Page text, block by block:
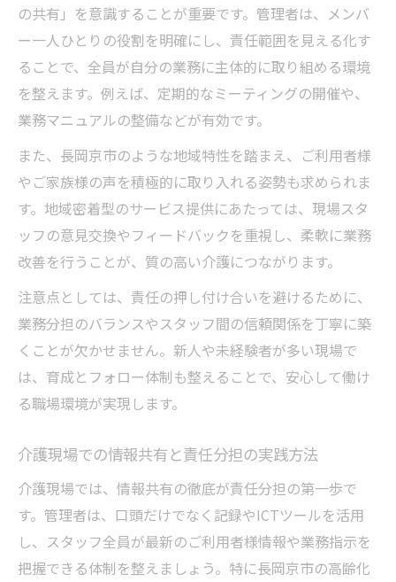
の共有」を意識することが重要です。管理者は、メンバ
ー一人ひとりの役割を明確にし、責任範囲を見える化す
ることで、全員が自分の業務に主体的に取り組める環境
を整えます。例えば、定期的なミーティングの開催や、
業務マニュアルの整備などが有効です。
また、長岡京市のような地域特性を踏まえ、ご利用者様
やご家族様の声を積極的に取り入れる姿勢も求められま
す。地域密着型のサービス提供にあたっては、現場スタ
ッフの意見交換やフィードバックを重視し、柔軟に業務
改善を行うことが、質の高い介護につながります。
注意点としては、責任の押し付け合いを避けるために、
業務分担のバランスやスタッフ間の信頼関係を丁寧に築
くことが欠かせません。新人や未経験者が多い現場で
は、育成とフォロー体制も整えることで、安心して働け
る職場環境が実現します。
介護現場での情報共有と責任分担の実践方法
介護現場では、情報共有の徹底が責任分担の第一歩で
す。管理者は、口頭だけでなく記録やICTツールを活用
し、スタッフ全員が最新のご利用者様情報や業務指示を
把握できる体制を整えましょう。特に長岡京市の高齢化